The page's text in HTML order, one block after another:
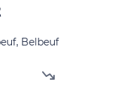
Belbeuf